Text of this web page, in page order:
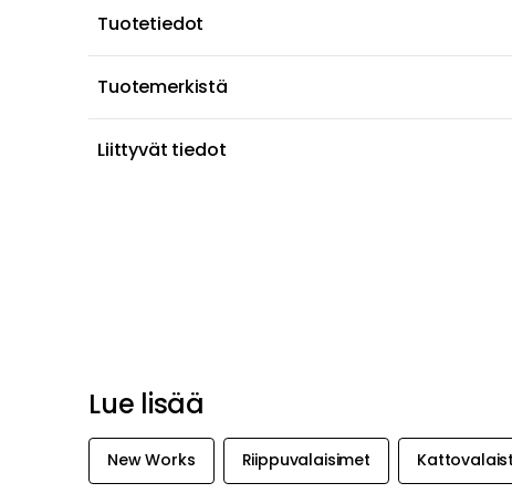
Tuotetiedot
Tuotemerkistä
Liittyvät tiedot
Lue lisää
New Works Riippuvalaisimet